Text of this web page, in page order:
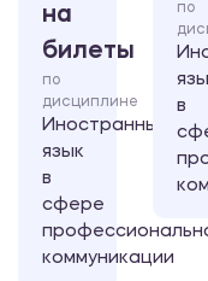
на
билеты
по
дисциплине
Иностранный
язык
в
сфере
коммуникации
по
в